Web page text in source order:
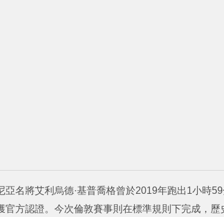
亞名將艾利烏德·基普喬格曾於2019年跑出1小時
官方認證。今次倫敦賽事則在標準規則下完成，歷